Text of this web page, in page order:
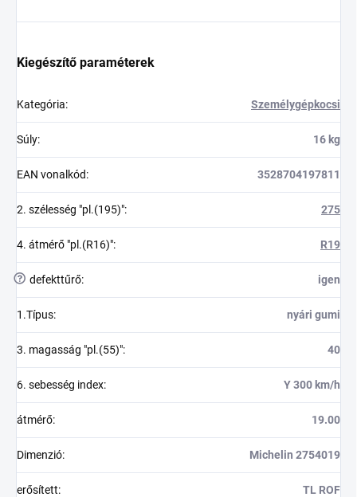
Kiegészítő paraméterek
Kategória: Személygépkocsi
Súly: 16 kg
EAN vonalkód: 3528704197811
2. szélesség "pl.(195)": 275
4. átmérő "pl.(R16)": R19
? defekttűrő: igen
1.Típus: nyári gumi
3. magasság "pl.(55)": 40
6. sebesség index: Y 300 km/h
átmérő: 19.00
Dimenzió: Michelin 2754019
erősített: TL ROF